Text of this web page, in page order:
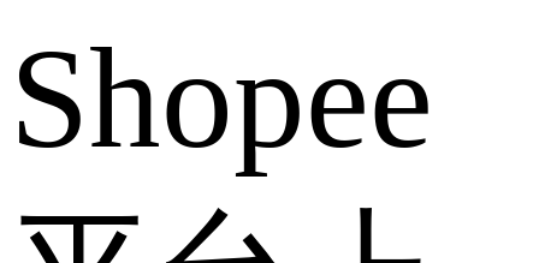
Shopee